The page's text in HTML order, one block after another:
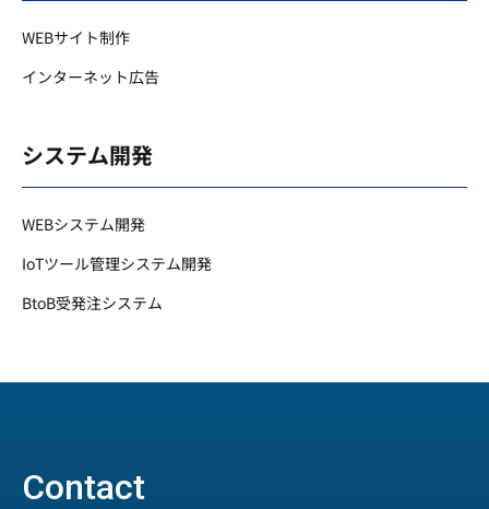
WEBサイト制作
インターネット広告
システム開発
WEBシステム開発
IoTツール管理システム開発
BtoB受発注システム
Contact